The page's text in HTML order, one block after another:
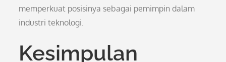
memperkuat posisinya sebagai pemimpin dalam
industri teknologi.
Kesimpulan